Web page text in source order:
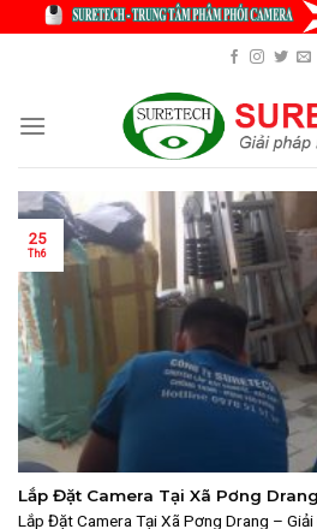
Lắp Đặt Camera Tại Xã Pơng
Giá Rẻ 2025
Lắp Đặt Camera Tại Xã Pơng Drang – Giải
25
Th6